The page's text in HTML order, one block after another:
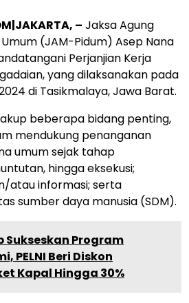
– Jaksa Agung
(JAM-Pidum) Asep Nana
Perjanjian Kerja
yang dilaksanakan pada
di Tasikmalaya, Jawa Barat.
beberapa bidang penting,
mendukung penanganan
umum sejak tahap
hingga eksekusi;
atau informasi; serta
sumber daya manusia (SDM).
Sukseskan Program
PELNI Beri Diskon
Kapal Hingga 30%